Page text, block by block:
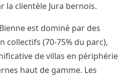
la clientèle Jura bernois.
est dominé par des
collectifs (70-75% du parc),
de villas en périphérie
haut de gamme. Les